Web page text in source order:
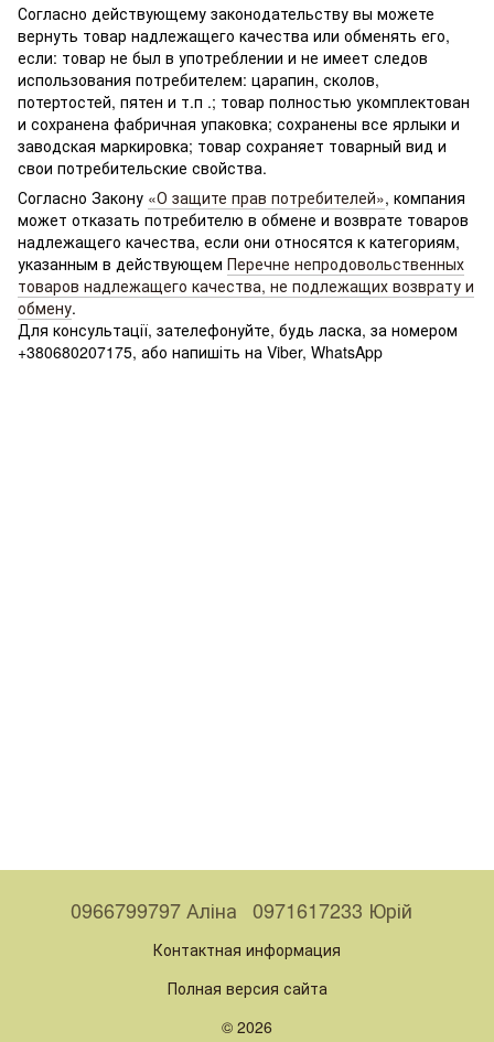
Согласно действующему законодательству вы можете
вернуть товар надлежащего качества или обменять его,
если: товар не был в употреблении и не имеет следов
использования потребителем: царапин, сколов,
потертостей, пятен и т.п .; товар полностью укомплектован
и сохранена фабричная упаковка; сохранены все ярлыки и
заводская маркировка; товар сохраняет товарный вид и
свои потребительские свойства.
Согласно Закону «О защите прав потребителей», компания
может отказать потребителю в обмене и возврате товаров
надлежащего качества, если они относятся к категориям,
указанным в действующем Перечне непродовольственных
товаров надлежащего качества, не подлежащих возврату и
обмену.
Для консультації, зателефонуйте, будь ласка, за номером
+380680207175, або напишіть на Viber, WhatsApp
0966799797 Аліна 0971617233 Юрій
Контактная информация
Полная версия сайта
© 2026